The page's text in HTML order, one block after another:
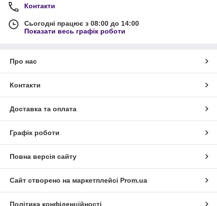
Контакти
Сьогодні працює з 08:00 до 14:00
Показати весь графік роботи
Про нас
Контакти
Доставка та оплата
Графік роботи
Повна версія сайту
Сайт створено на маркетплейсі Prom.ua
Політика конфіденційності